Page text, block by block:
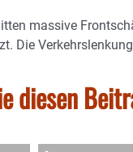
massive
Die
diesen